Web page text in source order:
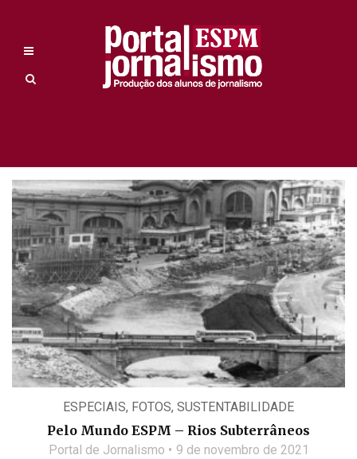
ESPECIAIS, FOTOS, SUSTENTABILIDADE
Pelo Mundo ESPM – Rios Subterrâneos
Portal de Jornalismo 9 de novembro de 2021